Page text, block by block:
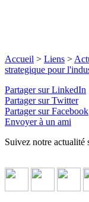
Accueil > Liens >
strategique pour
Partager sur LinkedIn
Partager sur Twitter
Partager sur Facebook
Envoyer à un ami
Suivez notre actualité